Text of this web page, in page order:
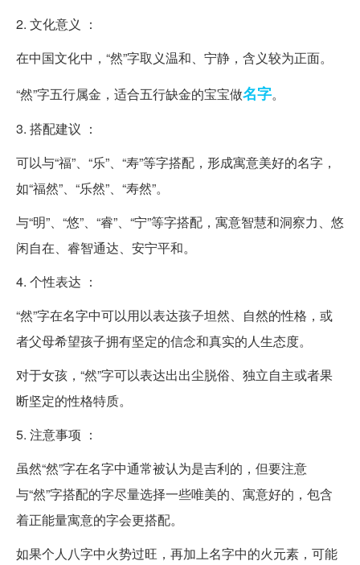
2. 文化意义 ：
在中国文化中，“然”字取义温和、宁静，含义较为正面。
“然”字五行属金，适合五行缺金的宝宝做名字。
3. 搭配建议 ：
可以与“福”、“乐”、“寿”等字搭配，形成寓意美好的名字，
如“福然”、“乐然”、“寿然”。
与“明”、“悠”、“睿”、“宁”等字搭配，寓意智慧和洞察力、悠
闲自在、睿智通达、安宁平和。
4. 个性表达 ：
“然”字在名字中可以用以表达孩子坦然、自然的性格，或
者父母希望孩子拥有坚定的信念和真实的人生态度。
对于女孩，“然”字可以表达出出尘脱俗、独立自主或者果
断坚定的性格特质。
5. 注意事项 ：
虽然“然”字在名字中通常被认为是吉利的，但要注意
与“然”字搭配的字尽量选择一些唯美的、寓意好的，包含
着正能量寓意的字会更搭配。
如果个人八字中火势过旺，再加上名字中的火元素，可能